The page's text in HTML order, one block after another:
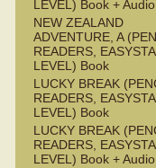
LEVEL) Book +
NEW ZEALAND
ADVENTURE, A
READERS,
LEVEL) Book
LUCKY BREAK
READERS,
LEVEL) Book
LUCKY BREAK
READERS,
LEVEL) Book +